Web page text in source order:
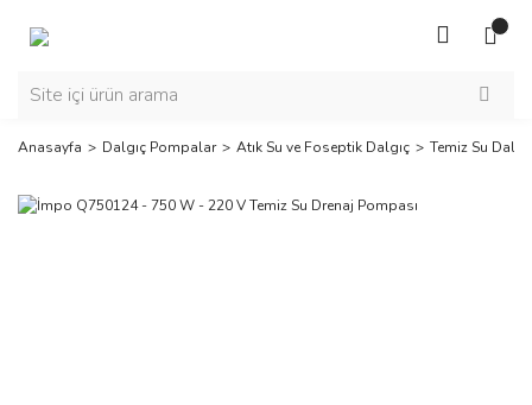
Anasayfa Dalgıç Pompalar Atık Su ve Foseptik Dalgıç Temiz Su